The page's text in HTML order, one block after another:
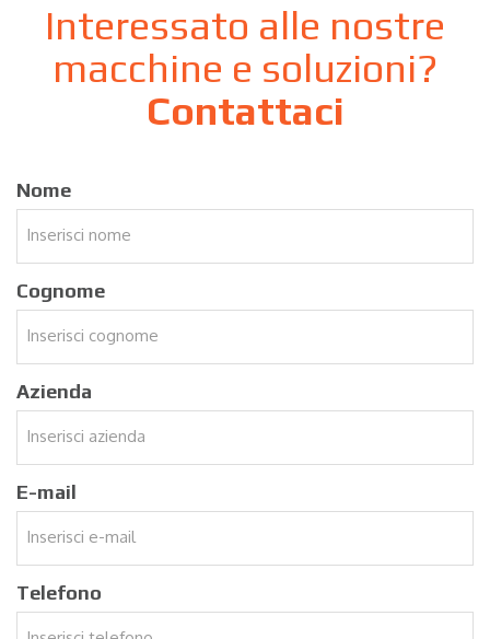
Interessato alle nostre
macchine e soluzioni?
Contattaci
Nome
Cognome
Azienda
E-mail
Telefono